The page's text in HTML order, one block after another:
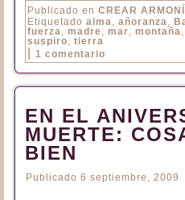
Publicado en CREAR
Etiquetado alma, añoranza,
fuerza, madre, mar, montaña
suspiro, tierra
1 comentario
EN EL
MUERTE:
BIEN
Publicado 6 septiembre, 2009